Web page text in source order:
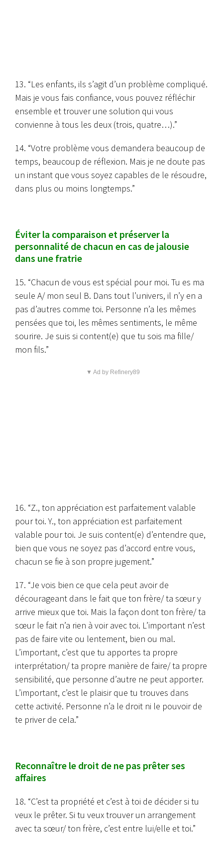
13. “Les enfants, ils s’agit d’un problème compliqué.
Mais je vous fais confiance, vous pouvez réfléchir
ensemble et trouver une solution qui vous
convienne à tous les deux (trois, quatre…).”
14. “Votre problème vous demandera beaucoup de
temps, beaucoup de réflexion. Mais je ne doute pas
un instant que vous soyez capables de le résoudre,
dans plus ou moins longtemps.”
Éviter la comparaison et préserver la
personnalité de chacun en cas de jalousie
dans une fratrie
15. “Chacun de vous est spécial pour moi. Tu es ma
seule A/ mon seul B. Dans tout l’univers, il n’y en a
pas d’autres comme toi. Personne n’a les mêmes
pensées que toi, les mêmes sentiments, le même
sourire. Je suis si content(e) que tu sois ma fille/
mon fils.”
▼ Ad by Refinery89
16. “Z., ton appréciation est parfaitement valable
pour toi. Y., ton appréciation est parfaitement
valable pour toi. Je suis content(e) d’entendre que,
bien que vous ne soyez pas d’accord entre vous,
chacun se fie à son propre jugement.”
17. “Je vois bien ce que cela peut avoir de
décourageant dans le fait que ton frère/ ta sœur y
arrive mieux que toi. Mais la façon dont ton frère/ ta
sœur le fait n’a rien à voir avec toi. L’important n’est
pas de faire vite ou lentement, bien ou mal.
L’important, c’est que tu apportes ta propre
interprétation/ ta propre manière de faire/ ta propre
sensibilité, que personne d’autre ne peut apporter.
L’important, c’est le plaisir que tu trouves dans
cette activité. Personne n’a le droit ni le pouvoir de
te priver de cela.”
Reconnaître le droit de ne pas prêter ses
affaires
18. “C’est ta propriété et c’est à toi de décider si tu
veux le prêter. Si tu veux trouver un arrangement
avec ta sœur/ ton frère, c’est entre lui/elle et toi.”